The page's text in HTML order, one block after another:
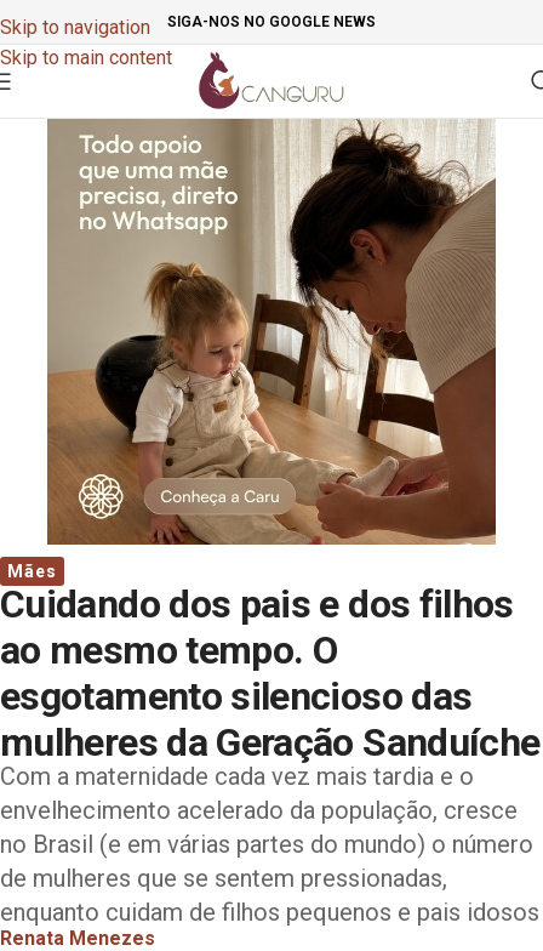
Skip to navigation
Skip to main content
SIGA-NOS NO GOOGLE NEWS
Mães
Cuidando dos pais e dos filhos
ao mesmo tempo. O
esgotamento silencioso das
mulheres da Geração Sanduíche
Com a maternidade cada vez mais tardia e o
envelhecimento acelerado da população, cresce
no Brasil (e em várias partes do mundo) o número
de mulheres que se sentem pressionadas,
enquanto cuidam de filhos pequenos e pais idosos
Renata Menezes